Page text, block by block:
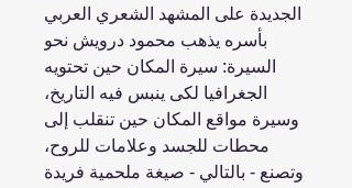
الجديدة على المشهد الشعري العربي
بأسره يذهب محمود درويش نحو
السيرة: سيرة المكان حين تحتويه
الجغرافيا لكى ينبس فيه التاريخ،
وسيرة مواقع المكان حين تنقلب إلى
محطات للجسد وعلامات للروح،
وتصنع - بالتالي - صيغة ملحمية فريدة